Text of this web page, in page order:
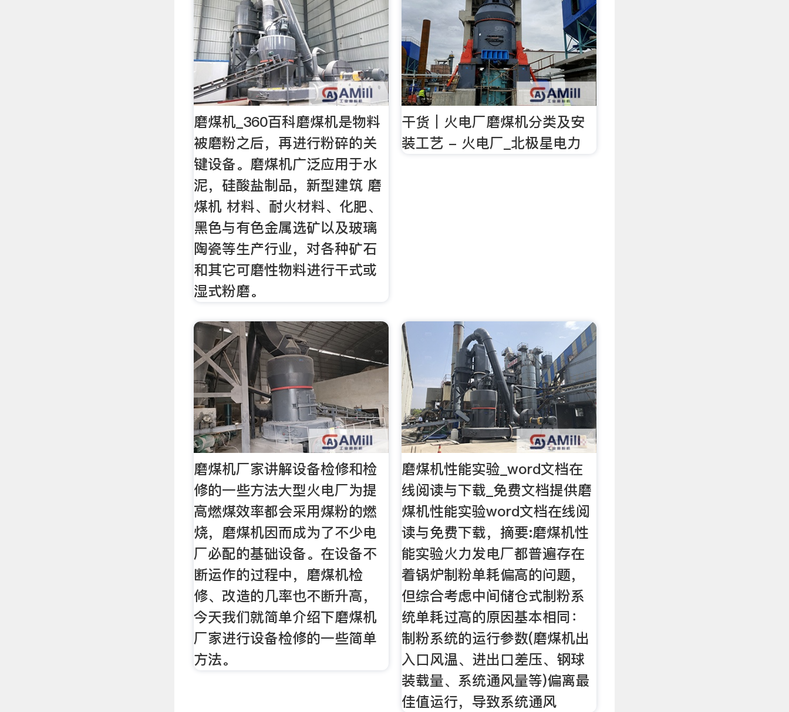
磨煤机_360百科磨煤机是物料
被磨粉之后，再进行粉碎的关
键设备。磨煤机广泛应用于水
泥，硅酸盐制品，新型建筑 磨
煤机 材料、耐火材料、化肥、
黑色与有色金属选矿以及玻璃
陶瓷等生产行业，对各种矿石
和其它可磨性物料进行干式或
湿式粉磨。
干货︱火电厂磨煤机分类及安
装工艺 - 火电厂_北极星电力
磨煤机厂家讲解设备检修和检
修的一些方法大型火电厂为提
高燃煤效率都会采用煤粉的燃
烧，磨煤机因而成为了不少电
厂必配的基础设备。在设备不
断运作的过程中，磨煤机检
修、改造的几率也不断升高，
今天我们就简单介绍下磨煤机
厂家进行设备检修的一些简单
方法。
磨煤机性能实验_word文档在
线阅读与下载_免费文档提供磨
煤机性能实验word文档在线阅
读与免费下载，摘要:磨煤机性
能实验火力发电厂都普遍存在
着锅炉制粉单耗偏高的问题，
但综合考虑中间储仓式制粉系
统单耗过高的原因基本相同：
制粉系统的运行参数(磨煤机出
入口风温、进出口差压、钢球
装载量、系统通风量等)偏离最
佳值运行，导致系统通风